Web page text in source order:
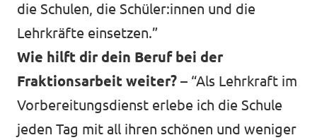
die Schulen, die Schüler:innen und die
Lehrkräfte einsetzen.”
Wie hilft dir dein Beruf bei der
Fraktionsarbeit weiter? – “Als Lehrkraft im
Vorbereitungsdienst erlebe ich die Schule
jeden Tag mit all ihren schönen und weniger